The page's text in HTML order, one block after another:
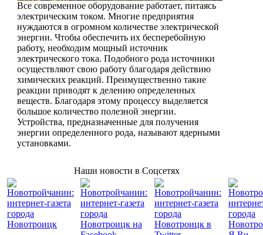
Все современное оборудование работает, питаясь
электрическим током. Многие предприятия
нуждаются в огромном количестве электрической
энергии. Чтобы обеспечить их бесперебойную
работу, необходим мощный источник
электрического тока. Подобного рода источники
осуществляют свою работу благодаря действию
химических реакций. Преимущественно такие
реакции приводят к делению определенных
веществ. Благодаря этому процессу выделяется
большое количество полезной энергии.
Устройства, предназначенные для получения
энергии определенного рода, называют ядерными
установками.
Наши новости в Соцсетях